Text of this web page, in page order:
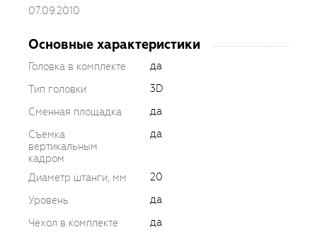
07.09.2010
Основные характеристики
Головка в комплекте
да
Тип головки
3D
Сменная площадка
да
Съемка
вертикальным
кадром
да
Диаметр штанги, мм
20
Уровень
да
Чехол в комплекте
да